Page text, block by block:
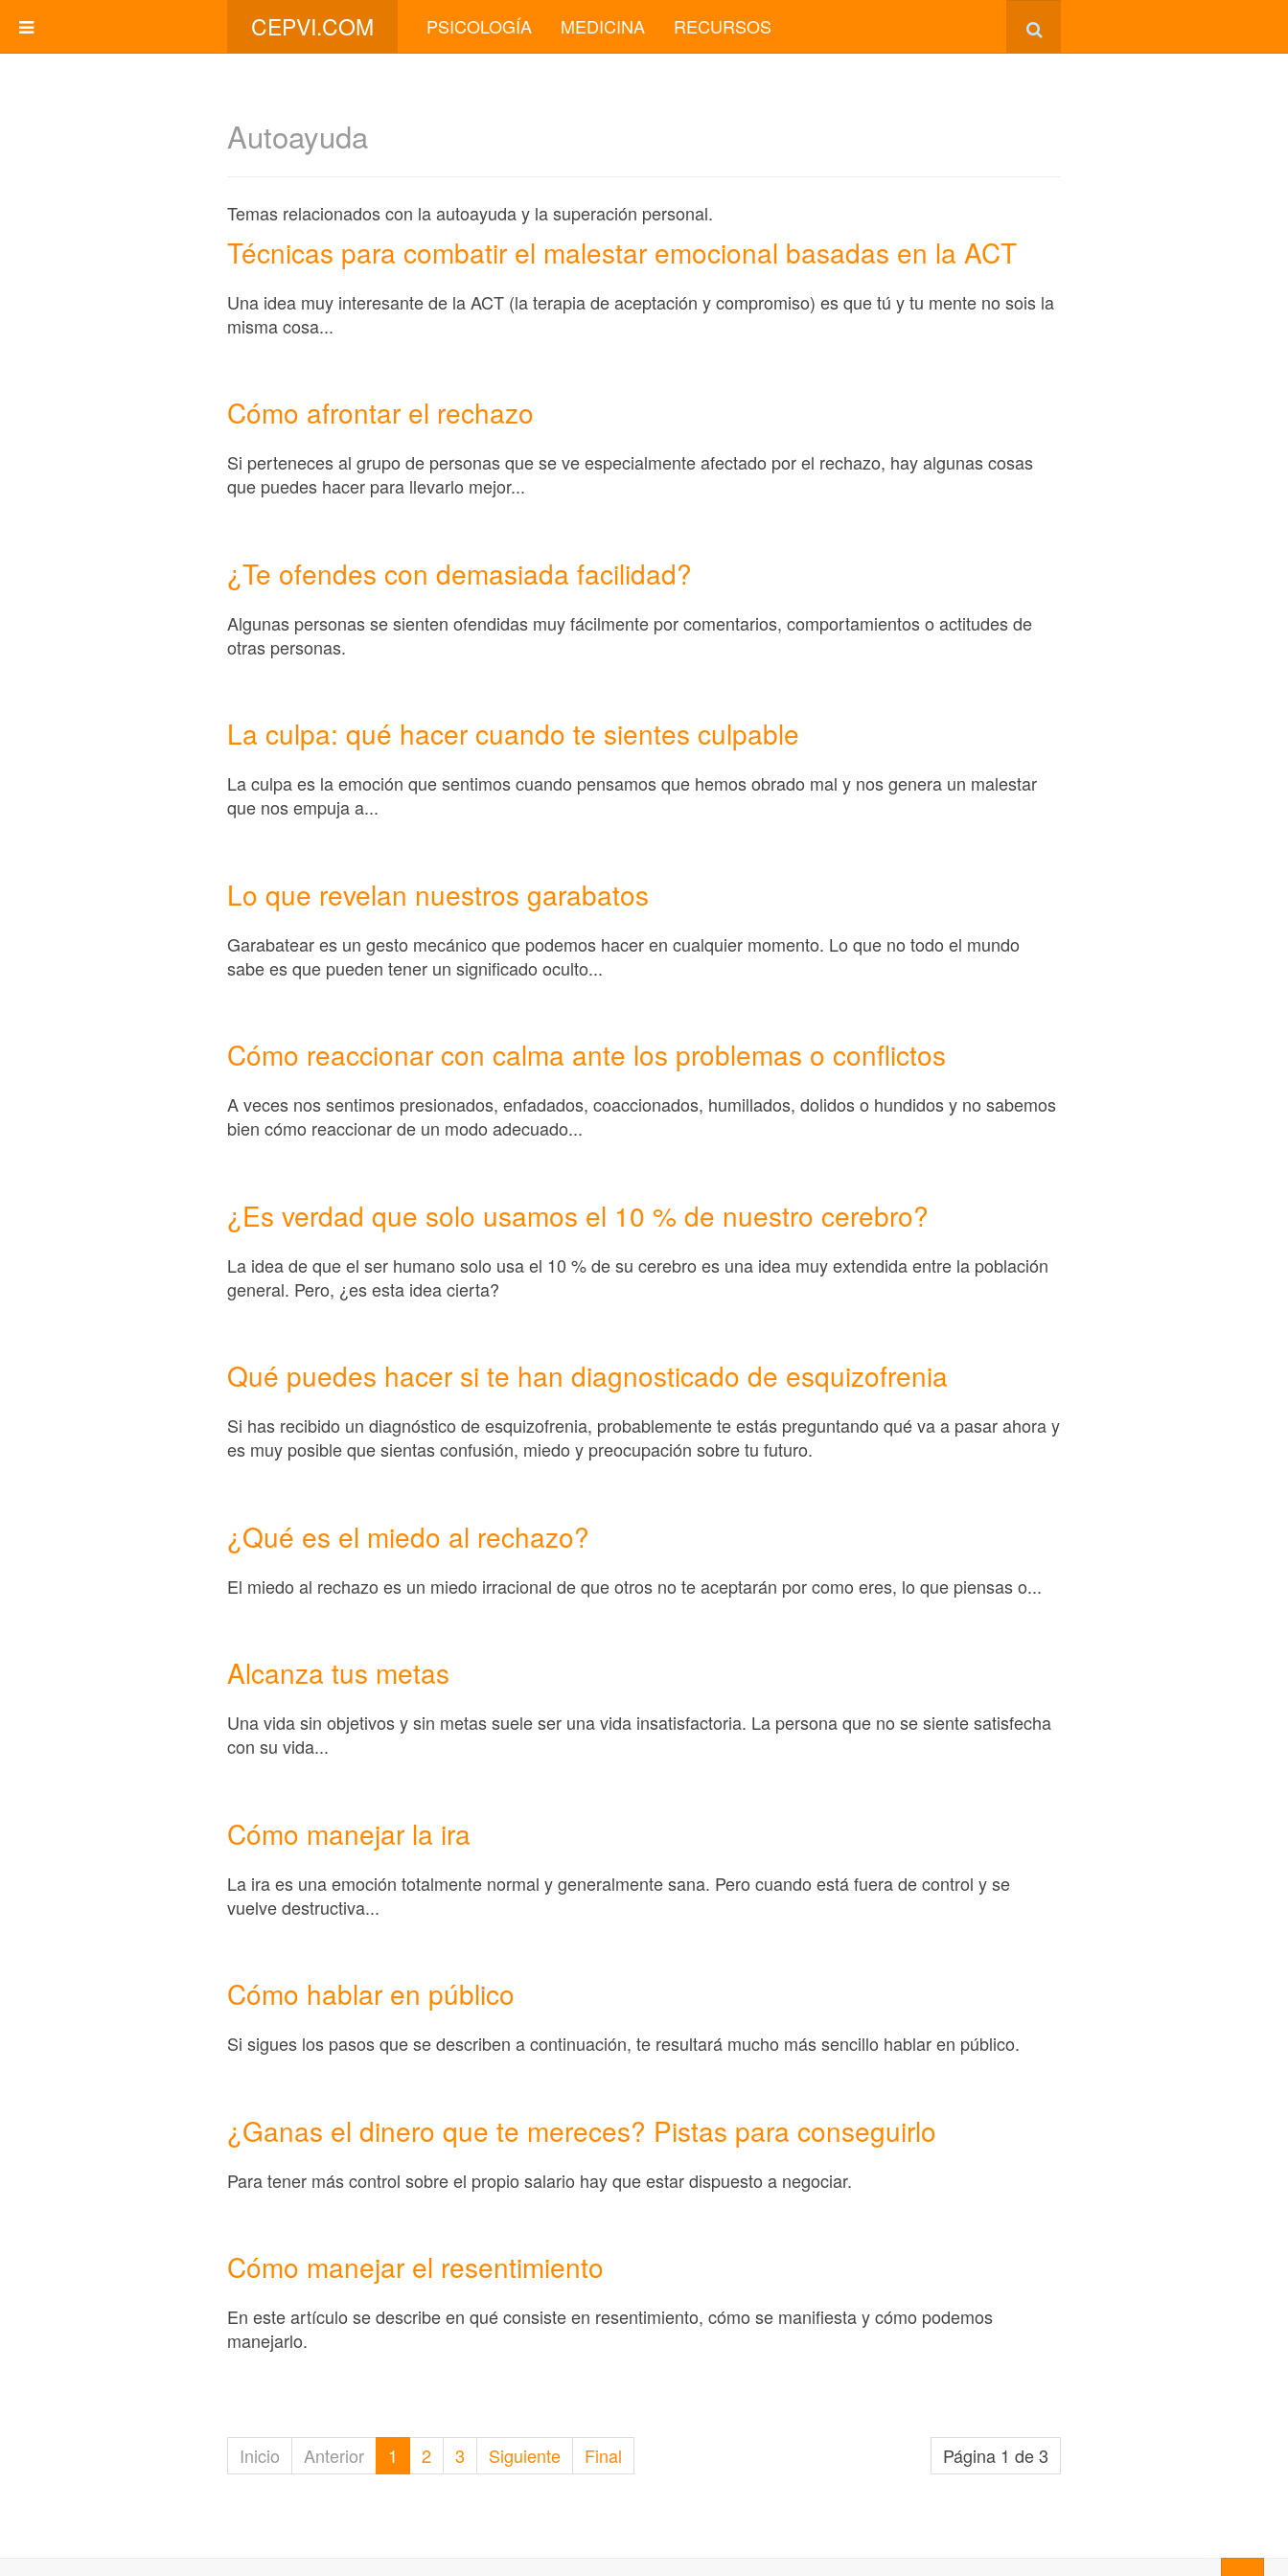
CEPVI.COM PSICOLOGÍA MEDICINA RECURSOS
Autoayuda
Temas relacionados con la autoayuda y la superación personal.
Técnicas para combatir el malestar emocional basadas en la ACT
Una idea muy interesante de la ACT (la terapia de aceptación y compromiso) es que tú y tu mente no sois la
misma cosa...
Cómo afrontar el rechazo
Si perteneces al grupo de personas que se ve especialmente afectado por el rechazo, hay algunas cosas
que puedes hacer para llevarlo mejor...
¿Te ofendes con demasiada facilidad?
Algunas personas se sienten ofendidas muy fácilmente por comentarios, comportamientos o actitudes de
otras personas.
La culpa: qué hacer cuando te sientes culpable
La culpa es la emoción que sentimos cuando pensamos que hemos obrado mal y nos genera un malestar
que nos empuja a...
Lo que revelan nuestros garabatos
Garabatear es un gesto mecánico que podemos hacer en cualquier momento. Lo que no todo el mundo
sabe es que pueden tener un significado oculto...
Cómo reaccionar con calma ante los problemas o conflictos
A veces nos sentimos presionados, enfadados, coaccionados, humillados, dolidos o hundidos y no sabemos
bien cómo reaccionar de un modo adecuado...
¿Es verdad que solo usamos el 10 % de nuestro cerebro?
La idea de que el ser humano solo usa el 10 % de su cerebro es una idea muy extendida entre la población
general. Pero, ¿es esta idea cierta?
Qué puedes hacer si te han diagnosticado de esquizofrenia
Si has recibido un diagnóstico de esquizofrenia, probablemente te estás preguntando qué va a pasar ahora y
es muy posible que sientas confusión, miedo y preocupación sobre tu futuro.
¿Qué es el miedo al rechazo?
El miedo al rechazo es un miedo irracional de que otros no te aceptarán por como eres, lo que piensas o...
Alcanza tus metas
Una vida sin objetivos y sin metas suele ser una vida insatisfactoria. La persona que no se siente satisfecha
con su vida...
Cómo manejar la ira
La ira es una emoción totalmente normal y generalmente sana. Pero cuando está fuera de control y se
vuelve destructiva...
Cómo hablar en público
Si sigues los pasos que se describen a continuación, te resultará mucho más sencillo hablar en público.
¿Ganas el dinero que te mereces? Pistas para conseguirlo
Para tener más control sobre el propio salario hay que estar dispuesto a negociar.
Cómo manejar el resentimiento
En este artículo se describe en qué consiste en resentimiento, cómo se manifiesta y cómo podemos
manejarlo.
Página 1 de 3
Inicio Anterior 1 2 3 Siguiente Final